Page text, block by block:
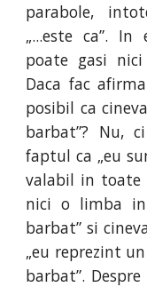
parabole,
„...este ca”. In
poate gasi
Daca fac
posibil ca
barbat”? Nu,
faptul ca „eu
valabil in toate
nici o limba
barbat” si
„eu reprezint
barbat”.